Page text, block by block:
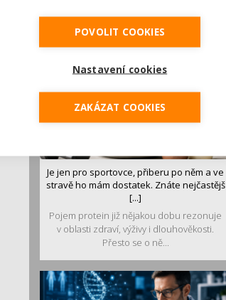
luštěniny jsou práv...
Je jen pro sportovce, přiberu po něm a ve
stravě ho mám dostatek. Znáte nejčastějš
[...]
Pojem protein již nějakou dobu rezonuje
v oblasti zdraví, výživy i dlouhověkosti.
Přesto se o ně...
POVOLIT COOKIES
Nastavení cookies
ZAKÁZAT COOKIES